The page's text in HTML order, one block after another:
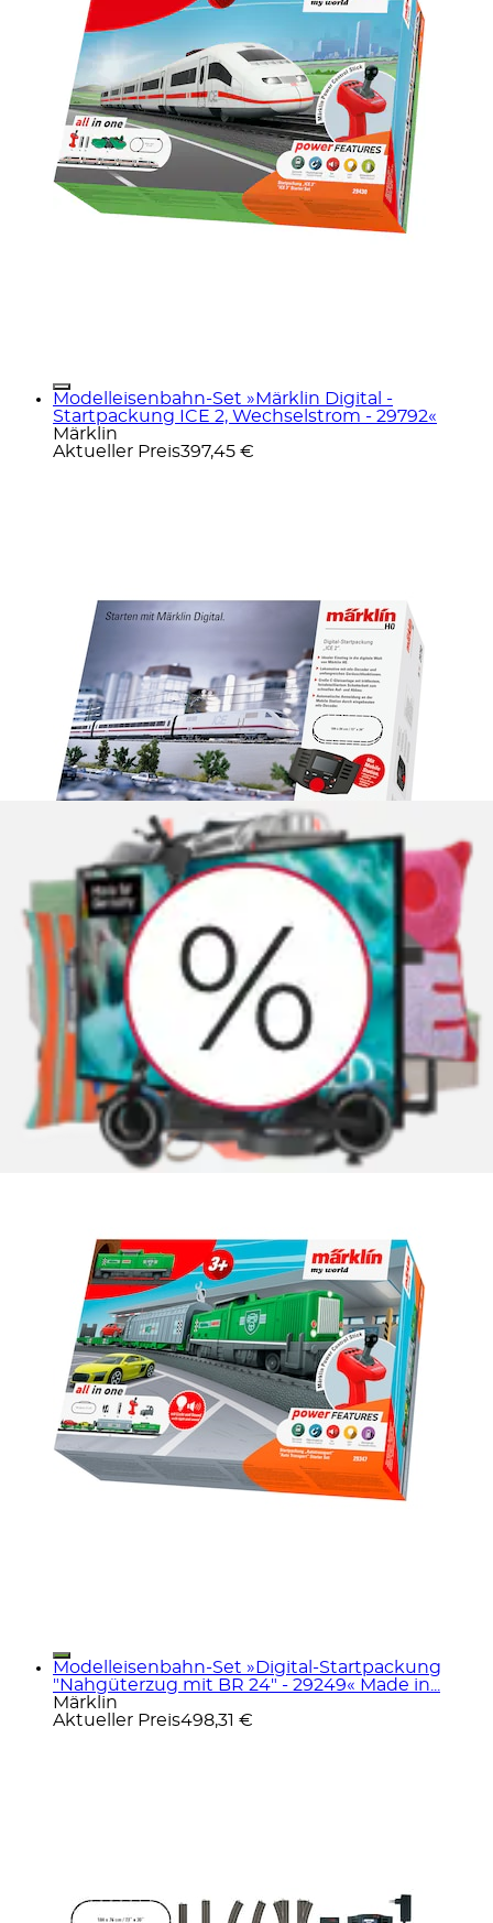
Modelleisenbahn-Set »Märklin Digital -
Startpackung ICE 2, Wechselstrom - 29792«
Märklin
Aktueller Preis397,45 €
Spielzeugeisenbahn-Set »Märklin my world -
Startpackung Autotransport - 29347«
Märklin
Ursprünglicher Preis
UVP 89,99 €Rabatt - 22 %
Aktueller Preis69,91 €
Modelleisenbahn-Set »Digital-Startpackung
"Nahgüterzug mit BR 24" - 29249« Made in...
Märklin
Aktueller Preis498,31 €